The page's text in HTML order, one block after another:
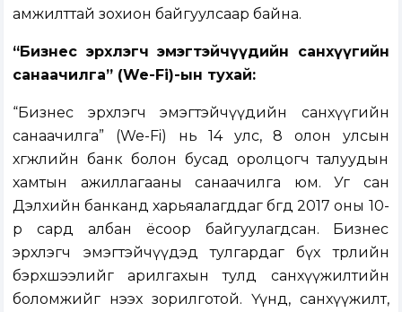
амжилттай зохион байгуулсаар байна.
“Бизнес эрхлэгчэмэгтэйчүүдийн санхүүгийн
санаачилга” (We-Fi)-ын тухай:
“Бизнес эрхлэгч эмэгтэйчүүдийн санхүүгийн
санаачилга” (We-Fi) нь 14 улс, 8 олон улсын
хөгжлийн банк болон бусад оролцогч талуудын
хамтын ажиллагааны санаачилга юм. Уг сан
Дэлхийн банканд харьяалагддаг бөгөөд 2017 оны 10-
р сард албан ёсоор байгуулагдсан. Бизнес
эрхлэгч эмэгтэйчүүдэд тулгардаг бүх төрлийн
бэрхшээлийг арилгахын тулд санхүүжилтийн
боломжийг нээх зорилготой. Үүнд, санхүүжилт,